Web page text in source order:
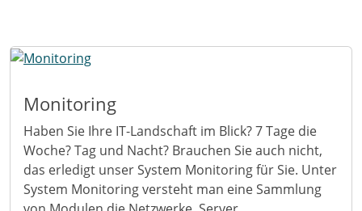
Monitoring
Haben Sie Ihre IT-Landschaft im Blick? 7 Tage die
Woche? Tag und Nacht? Brauchen Sie auch nicht,
das erledigt unser System Monitoring für Sie. Unter
System Monitoring versteht man eine Sammlung